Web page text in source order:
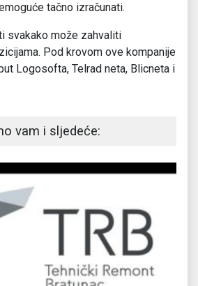
tačno izračunati.
svakako može zahvaliti
Pod krovom ove kompanije
Logosofta, Telrad neta, Blicneta i
vam i sljedeće: